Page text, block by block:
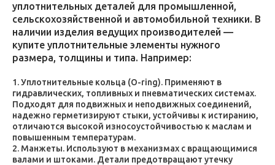
уплотнительных деталей для промышленной,
сельскохозяйственной и автомобильной техники. В
наличии изделия ведущих производителей —
купите уплотнительные элементы нужного
размера, толщины и типа. Например:
Уплотнительные кольца (O-ring). Применяют в
гидравлических, топливных и пневматических системах.
Подходят для подвижных и неподвижных соединений,
надежно герметизируют стыки, устойчивы к истиранию,
отличаются высокой износоустойчивостью к маслам и
повышенным температурам.
Манжеты. Используют в механизмах с вращающимися
валами и штоками. Детали предотвращают утечку